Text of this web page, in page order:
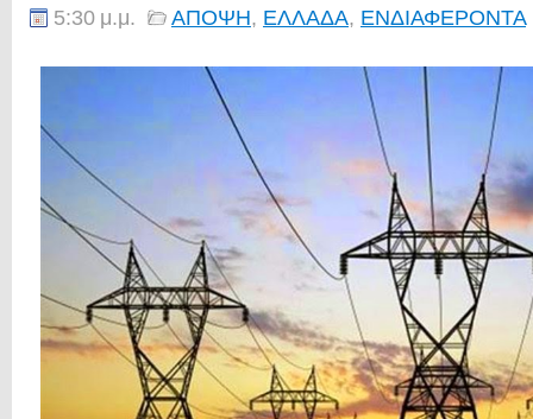
5:30 μ.μ. ΑΠΟΨΗ, ΕΛΛΑΔΑ, ΕΝΔΙΑΦΕΡΟΝΤΑ